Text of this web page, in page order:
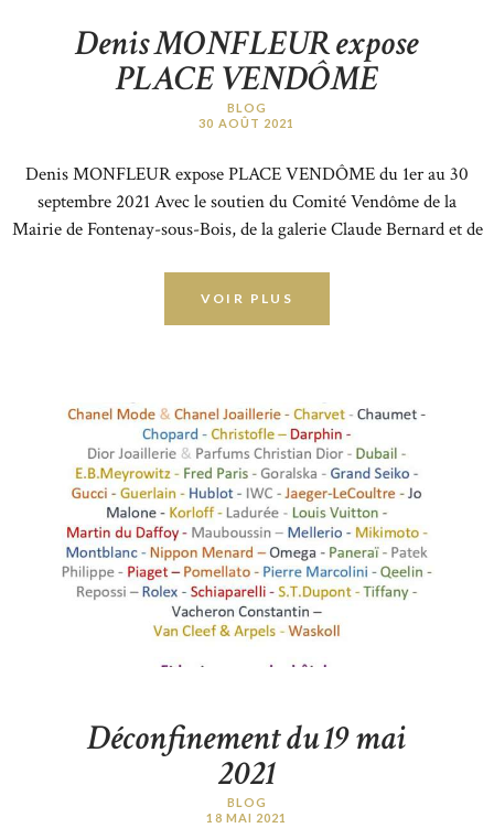
Denis MONFLEUR expose
PLACE VENDÔME
BLOG
30 AOÛT 2021
Denis MONFLEUR expose PLACE VENDÔME du 1er au 30
septembre 2021 Avec le soutien du Comité Vendôme de la
Mairie de Fontenay-sous-Bois, de la galerie Claude Bernard et de
VOIR PLUS
Déconfinement du 19 mai
2021
BLOG
18 MAI 2021